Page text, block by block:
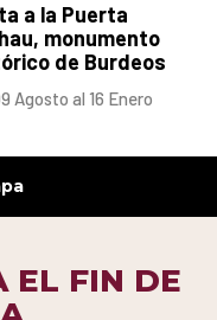
a la Puerta
monumento
de Burdeos
Agosto al 16 Enero
EL FIN DE